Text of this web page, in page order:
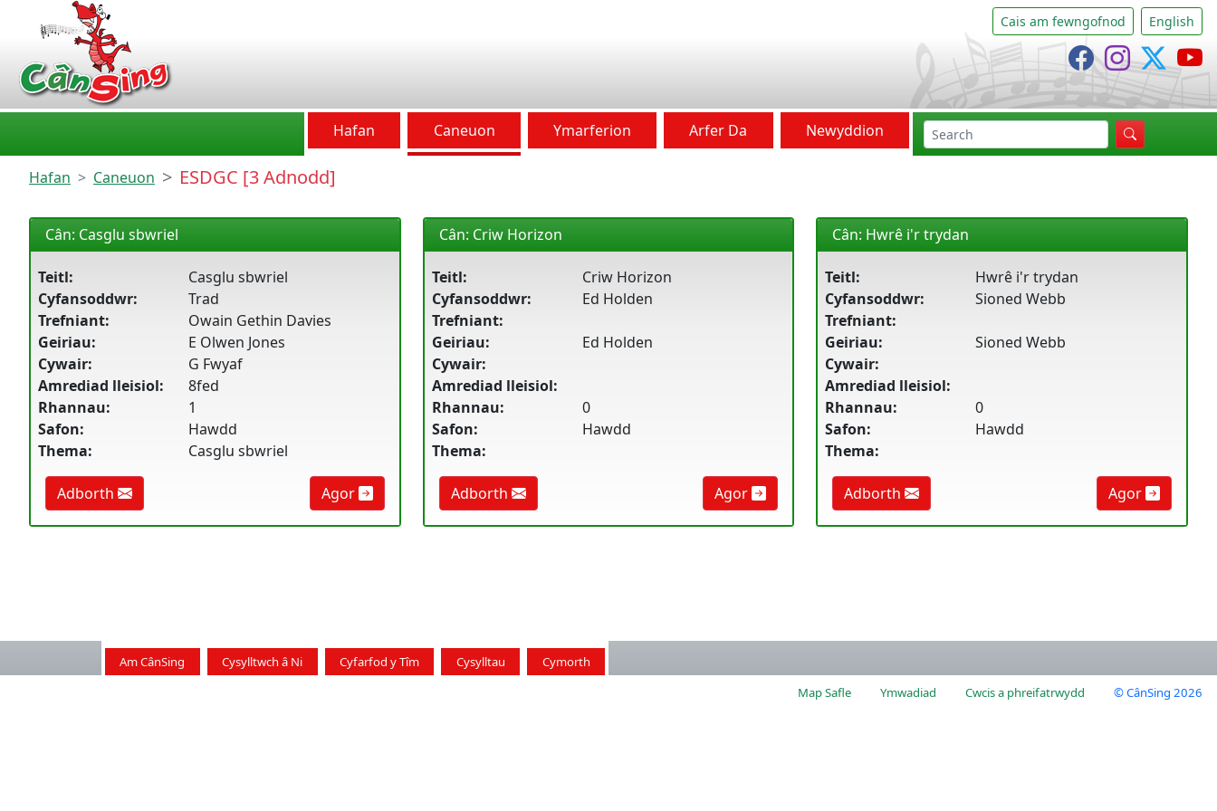
CânSing
Cais am fewngofnod English
CânsingCânsing
Hafan Caneuon Ymarferion Arfer Da Newyddion
Hafan Caneuon ESDGC [3 Adnodd]
Cân: Casglu sbwriel
Teitl:
Casglu sbwriel
Cyfansoddwr:
Trad
Trefniant:
Owain Gethin Davies
Geiriau:
E Olwen Jones
Cywair:
G Fwyaf
Amrediad lleisiol:
8fed
Rhannau:
1
Safon:
Hawdd
Thema:
Casglu sbwriel
Adborth Agor
Cân: Criw Horizon
Teitl:
Criw Horizon
Cyfansoddwr:
Ed Holden
Trefniant:
Geiriau:
Ed Holden
Cywair:
Amrediad lleisiol:
Rhannau:
0
Safon:
Hawdd
Thema:
Adborth Agor
Cân: Hwrê i'r trydan
Teitl:
Hwrê i'r trydan
Cyfansoddwr:
Sioned Webb
Trefniant:
Geiriau:
Sioned Webb
Cywair:
Amrediad lleisiol:
Rhannau:
0
Safon:
Hawdd
Thema:
Adborth Agor
Am CânSing Cysylltwch â Ni Cyfarfod y Tîm Cysylltau
Cymorth
Map Safle
Ymwadiad Cwcis a phreifatrwydd © CânSing 2026